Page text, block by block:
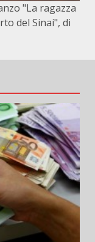
"La ragazza
del Sinai", di